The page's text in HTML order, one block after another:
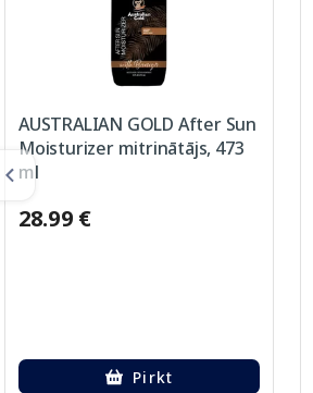
AUSTRALIAN GOLD After Sun
Moisturizer mitrinātājs, 473
ml
28.99 €
Pirkt